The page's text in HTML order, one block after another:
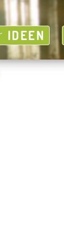
IDEEN